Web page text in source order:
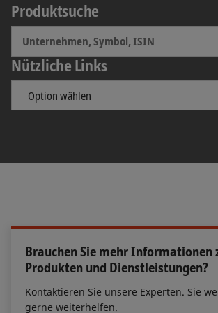
Unternehmens erwerben wollen. Der
muss den Prospekt spätestens
vor Ende des Bookbuilding-Zeitraums
veröffentlichen.
Schweiz. DerSPI
SPI zu qualifizieren, muss der Anteil
handelbaren Aktien eines Titels
Produktsuche
Nützliche Links
Brauchen Sie mehr Informationen
Produkten und Dienstleistungen?
Kontaktieren Sie unsere Experten. Sie
gerne weiterhelfen.